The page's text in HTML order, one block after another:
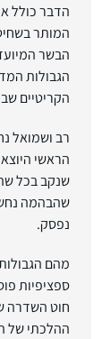
הדבר כולל
המותר
הבשר
הגבולות
הקריטיים
רב ושמואל
הראשי
שנקב בכל
שהבהמה
נפסק.
מהם
ספציפיות
חוט השדרה
ההלכתי של